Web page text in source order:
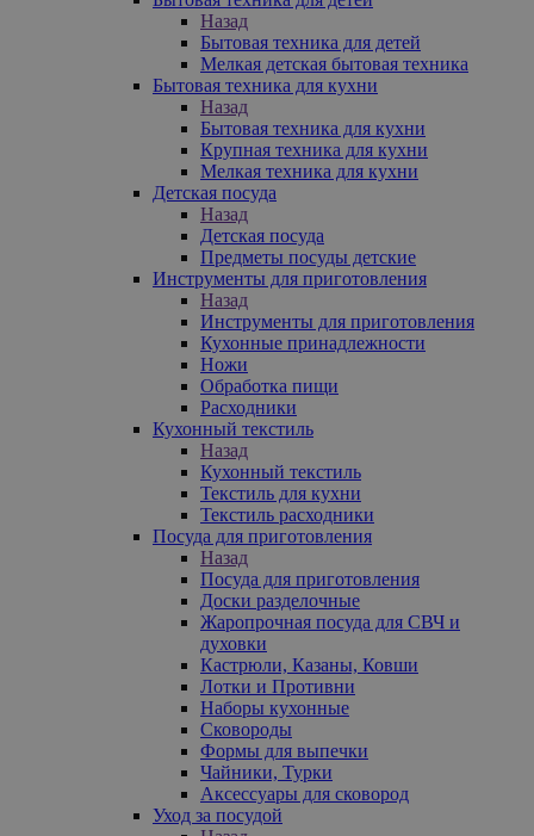
Назад
Бытовая техника для детей
Мелкая детская бытовая техника
Бытовая техника для кухни
Назад
Бытовая техника для кухни
Крупная техника для кухни
Мелкая техника для кухни
Детская посуда
Назад
Детская посуда
Предметы посуды детские
Инструменты для приготовления
Назад
Инструменты для приготовления
Кухонные принадлежности
Ножи
Обработка пищи
Расходники
Кухонный текстиль
Назад
Кухонный текстиль
Текстиль для кухни
Текстиль расходники
Посуда для приготовления
Назад
Посуда для приготовления
Доски разделочные
Жаропрочная посуда для СВЧ и
духовки
Кастрюли, Казаны, Ковши
Лотки и Противни
Наборы кухонные
Сковороды
Формы для выпечки
Чайники, Турки
Аксессуары для сковород
Уход за посудой